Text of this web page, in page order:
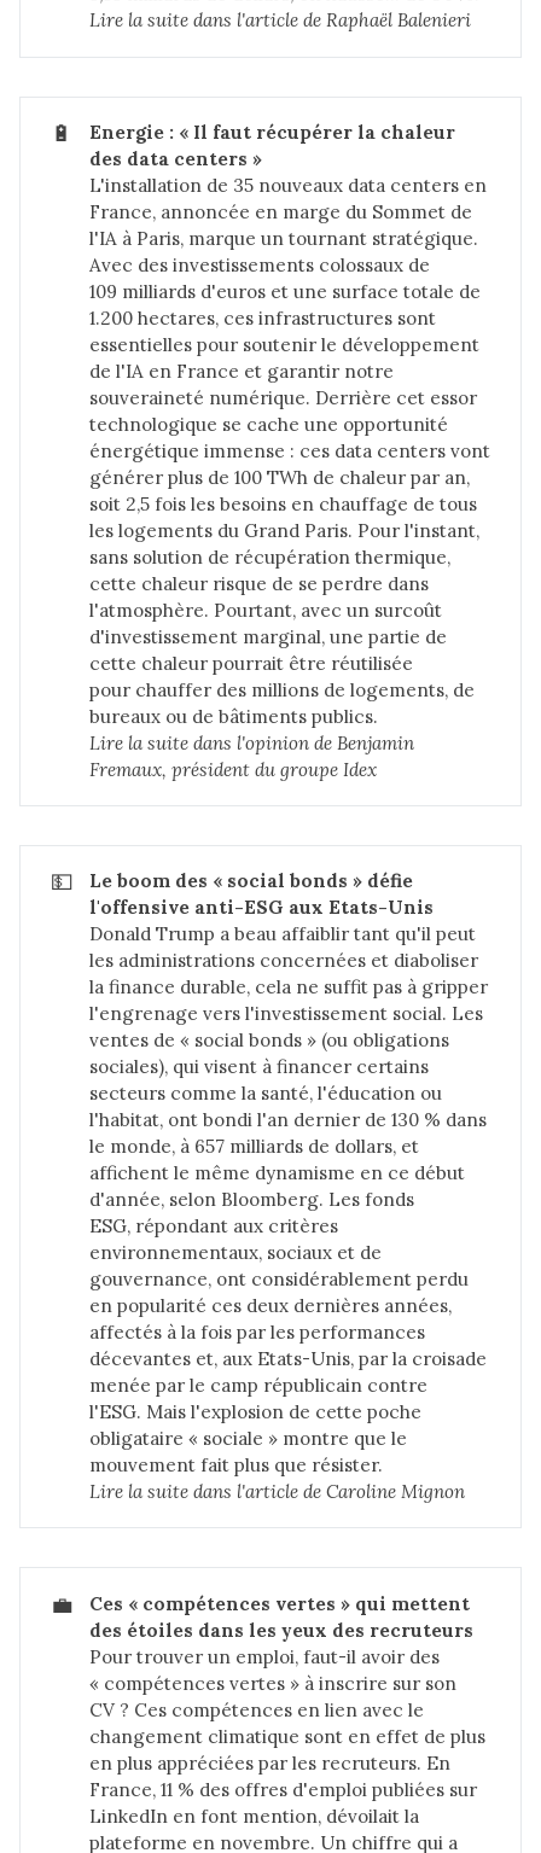
Lire la suite dans l'article de Raphaël Balenieri
🔋
Energie : « Il faut récupérer la chaleur
des data centers »
L'installation de 35 nouveaux data centers en
France, annoncée en marge du Sommet de
l'IA à Paris, marque un tournant stratégique.
Avec des investissements colossaux de
109 milliards d'euros et une surface totale de
1.200 hectares, ces infrastructures sont
essentielles pour soutenir le développement
de l'IA en France et garantir notre
souveraineté numérique. Derrière cet essor
technologique se cache une opportunité
énergétique immense : ces data centers vont
générer plus de 100 TWh de chaleur par an,
soit 2,5 fois les besoins en chauffage de tous
les logements du Grand Paris. Pour l'instant,
sans solution de récupération thermique,
cette chaleur risque de se perdre dans
l'atmosphère. Pourtant, avec un surcoût
d'investissement marginal, une partie de
cette chaleur pourrait être réutilisée
pour chauffer des millions de logements, de
bureaux ou de bâtiments publics.
Lire la suite dans l'opinion de Benjamin
Fremaux, président du groupe Idex
💵
Le boom des « social bonds » défie
l'offensive anti-ESG aux Etats-Unis
Donald Trump a beau affaiblir tant qu'il peut
les administrations concernées et diaboliser
la finance durable, cela ne suffit pas à gripper
l'engrenage vers l'investissement social. Les
ventes de « social bonds » (ou obligations
sociales), qui visent à financer certains
secteurs comme la santé, l'éducation ou
l'habitat, ont bondi l'an dernier de 130 % dans
le monde, à 657 milliards de dollars, et
affichent le même dynamisme en ce début
d'année, selon Bloomberg. Les fonds
ESG, répondant aux critères
environnementaux, sociaux et de
gouvernance, ont considérablement perdu
en popularité ces deux dernières années,
affectés à la fois par les performances
décevantes et, aux Etats-Unis, par la croisade
menée par le camp républicain contre
l'ESG. Mais l'explosion de cette poche
obligataire « sociale » montre que le
mouvement fait plus que résister.
Lire la suite dans l'article de Caroline Mignon
💼
Ces « compétences vertes » qui mettent
des étoiles dans les yeux des recruteurs
Pour trouver un emploi, faut-il avoir des
« compétences vertes » à inscrire sur son
CV ? Ces compétences en lien avec le
changement climatique sont en effet de plus
en plus appréciées par les recruteurs. En
France, 11 % des offres d'emploi publiées sur
LinkedIn en font mention, dévoilait la
plateforme en novembre. Un chiffre qui a